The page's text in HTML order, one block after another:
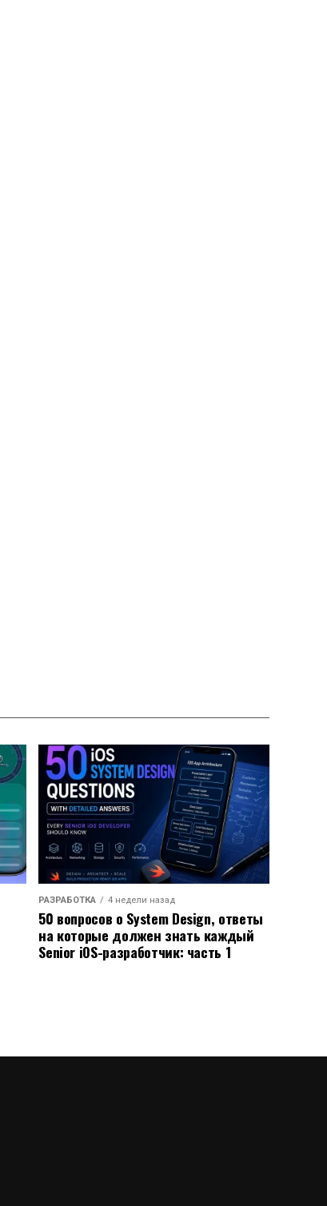
РАЗРАБОТКА 4 недели назад
50 вопросов о System Design, ответы
на которые должен знать каждый
Senior iOS-разработчик: часть 1